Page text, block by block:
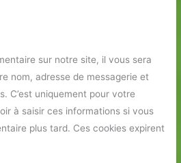
sur notre site, il vous sera
nom, adresse de messagerie et
C’est uniquement pour votre
à saisir ces informations si vous
plus tard. Ces cookies expirent